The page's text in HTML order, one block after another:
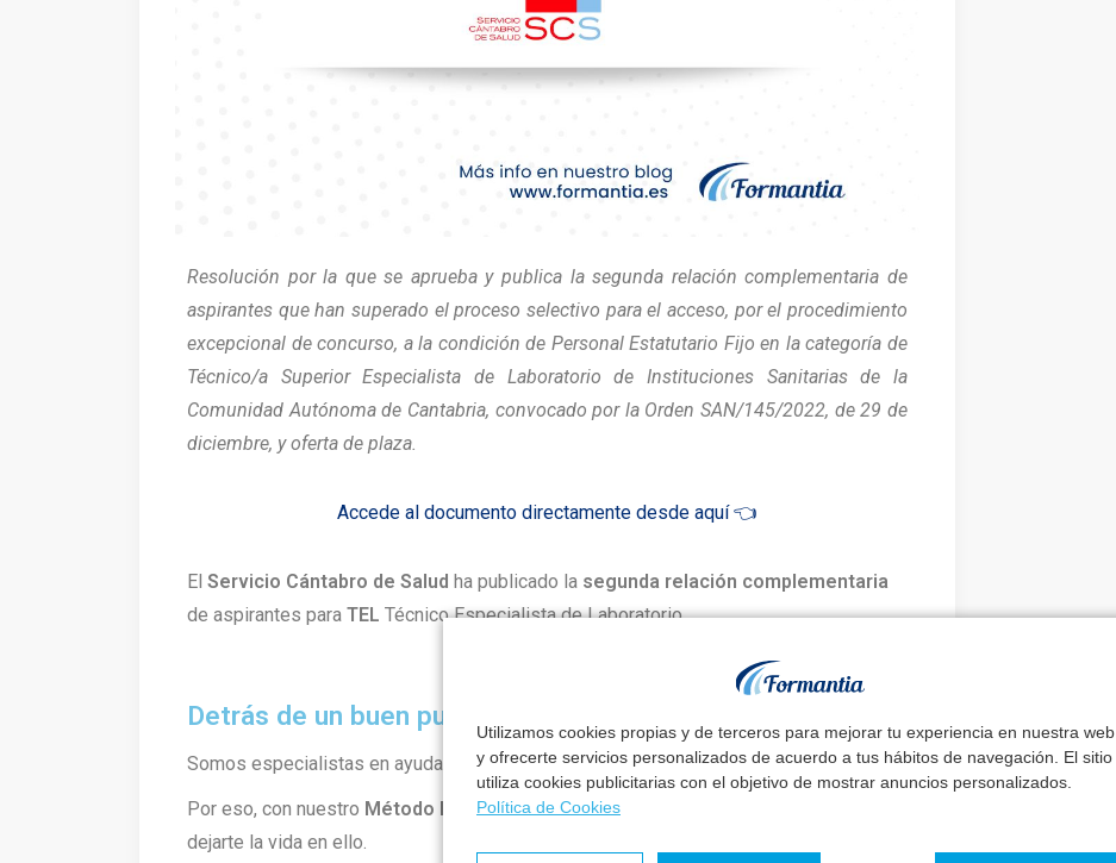
Utilizamos cookies propias y de terceros para mejorar tu experiencia en nuestra web
y ofrecerte servicios personalizados de acuerdo a tus hábitos de navegación. El sitio
utiliza cookies publicitarias con el objetivo de mostrar anuncios personalizados.
Política de Cookies
Resolución por la que se aprueba y publica la segunda relación complementaria de
aspirantes que han superado el proceso selectivo para el acceso, por el procedimiento
excepcional de concurso, a la condición de Personal Estatutario Fijo en la categoría de
Técnico/a Superior Especialista de Laboratorio de Instituciones Sanitarias de la
Comunidad Autónoma de Cantabria, convocado por la Orden SAN/145/2022, de 29 de
diciembre, y oferta de plaza.
Accede al documento directamente desde aquí 👈
El Servicio Cántabro de Salud ha publicado la segunda relación complementaria
de aspirantes para TEL Técnico Especialista de Laboratorio.
Detrás de un buen puesto hay un buen método
Somos especialistas en ayudarte a conseguir tus metassin renunciar a tu vida.
Por eso, con nuestro Método Formantia, podrás conseguir el trabajo de tu vida sin
dejarte la vida en ello.